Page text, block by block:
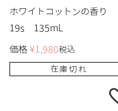
ホワイトコットンの香り
19s 135mL
価格 ¥1,980税込
在庫切れ